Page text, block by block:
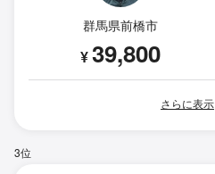
群馬県前橋市
¥39,800
さらに表示
3位